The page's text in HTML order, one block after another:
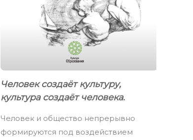
Человек создаёт культуру,
культура создаёт человека.
Человек и общество непрерывно
формируются под воздействием